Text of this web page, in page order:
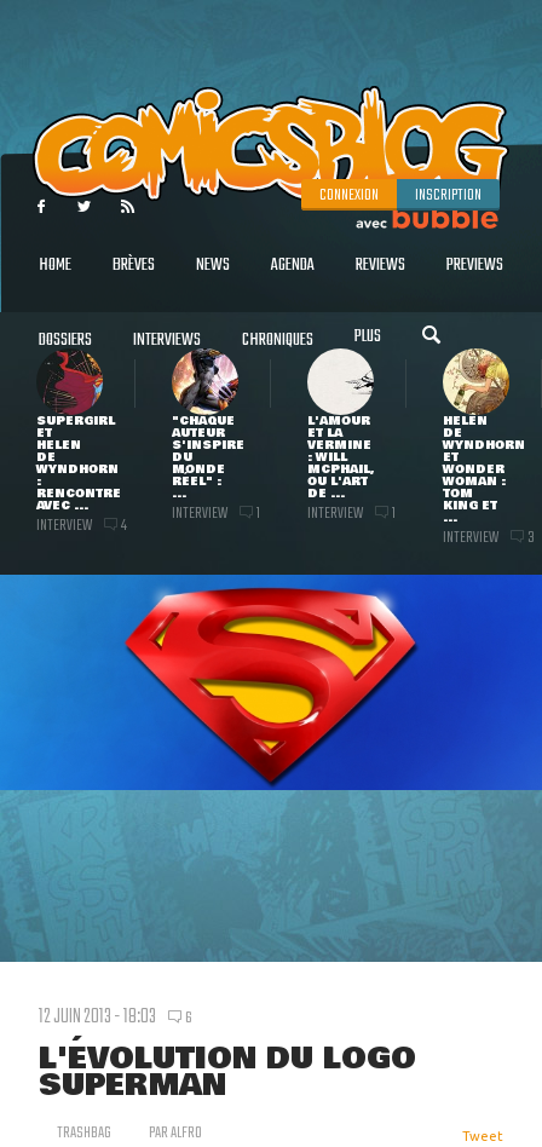
CONNEXION INSCRIPTION
HOME BRÈVES NEWS AGENDA REVIEWS PREVIEWS
DOSSIERS INTERVIEWS CHRONIQUES PLUS
SUPERGIRL
ET
HELEN
DE
WYNDHORN
:
RENCONTRE
AVEC ...
INTERVIEW 4
"CHAQUE
AUTEUR
S'INSPIRE
DU
MONDE
RÉEL" :
...
INTERVIEW 1
L'AMOUR
ET LA
VERMINE
: WILL
MCPHAIL,
OU L'ART
DE ...
INTERVIEW 1
HELEN
DE
WYNDHORN
ET
WONDER
WOMAN :
TOM
KING ET
...
INTERVIEW 3
12 JUIN 2013 - 18:03 6
L'ÉVOLUTION DU LOGO
SUPERMAN
TRASHBAG PARALFRO Tweet